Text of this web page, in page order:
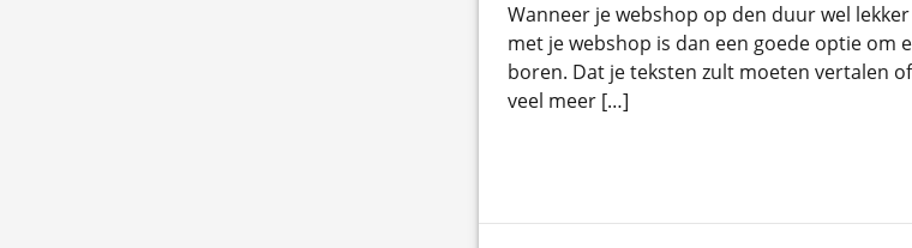
Wanneer je webshop op den duur wel
met je webshop is dan een goede optie om
boren. Dat je teksten zult moeten vertalen
veel meer […]